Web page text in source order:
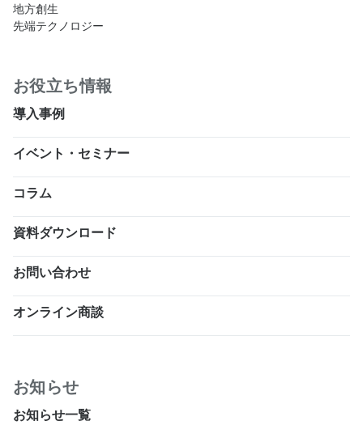
地方創生
先端テクノロジー
お役立ち情報
導入事例
イベント・セミナー
コラム
資料ダウンロード
お問い合わせ
オンライン商談
お知らせ
お知らせ一覧